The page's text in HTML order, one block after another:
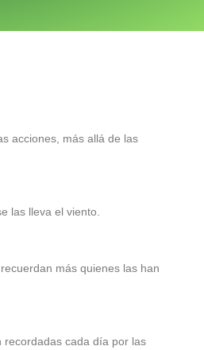
acciones, más allá de las
las lleva el viento.
más quienes las han
recordadas cada día por las